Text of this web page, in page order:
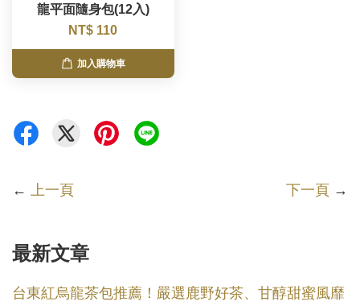
龍平面隨身包(12入)
NT$ 110
加入購物車
← 上一頁 下一頁 →
最新文章
台東紅烏龍茶包推薦！嚴選鹿野好茶、甘醇甜蜜風靡